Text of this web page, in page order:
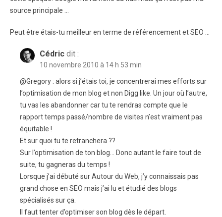
source principale …
Peut être étais-tu meilleur en terme de référencement et SEO …
Cédric dit :
10 novembre 2010 à 14 h 53 min
@Gregory : alors si j’étais toi, je concentrerai mes efforts sur
l’optimisation de mon blog et non Digg like. Un jour où l’autre,
tu vas les abandonner car tu te rendras compte que le
rapport temps passé/nombre de visites n’est vraiment pas
équitable !
Et sur quoi tu te retranchera ??
Sur l’optimisation de ton blog… Donc autant le faire tout de
suite, tu gagneras du temps !
Lorsque j’ai débuté sur Autour du Web, j’y connaissais pas
grand chose en SEO mais j’ai lu et étudié des blogs
spécialisés sur ça.
Il faut tenter d’optimiser son blog dès le départ.